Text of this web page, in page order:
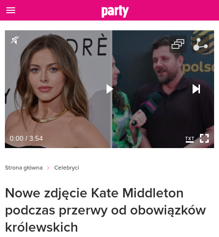
0:00 / 3:54
Strona główna Celebryci
Nowe zdjęcie Kate Middleton
podczas przerwy od obowiązków
królewskich